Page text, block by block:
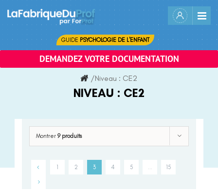
content
GUIDE PSYCHOLOGIE DE L'ENFANT
DEMANDEZ VOTRE DOCUMENTATION
/Niveau : CE2
NIVEAU : CE2
Montrer 9 produits
1 2 3 4 5 15